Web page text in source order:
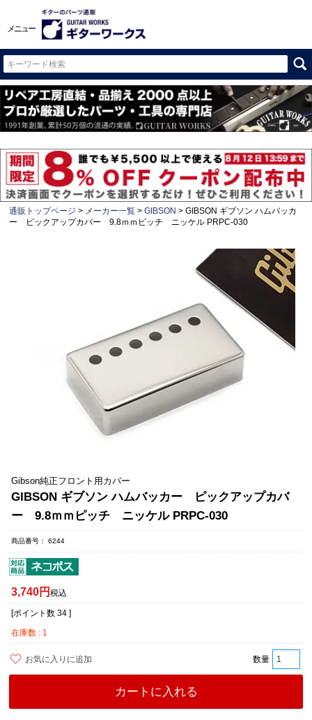
メニュー
通販トップページ メーカー一覧 GIBSON
GIBSON ギブソン ハムバッカ
ー ピックアップカバー 9.8ｍｍピッチ ニッケル PRPC-030
Gibson純正フロント用カバー
GIBSON ギブソン ハムバッカー ピックアップカバ
ー 9.8ｍｍピッチ ニッケル PRPC-030
商品番号 6244
3,740 税込
[ポイント数 34 ]
在庫数
1
お気に入りに追加
カートに入れる